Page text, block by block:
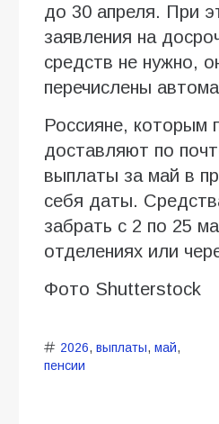
до 30 апреля. При
заявления на
средств не нужно,
перечислены
Россияне, которым
доставляют по
выплаты за май в
себя даты.
забрать с 2 по 25
отделениях или
Фото Shutterstock
2026, выплаты, май,
пенсии